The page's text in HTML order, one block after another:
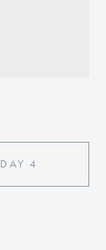
DAY4